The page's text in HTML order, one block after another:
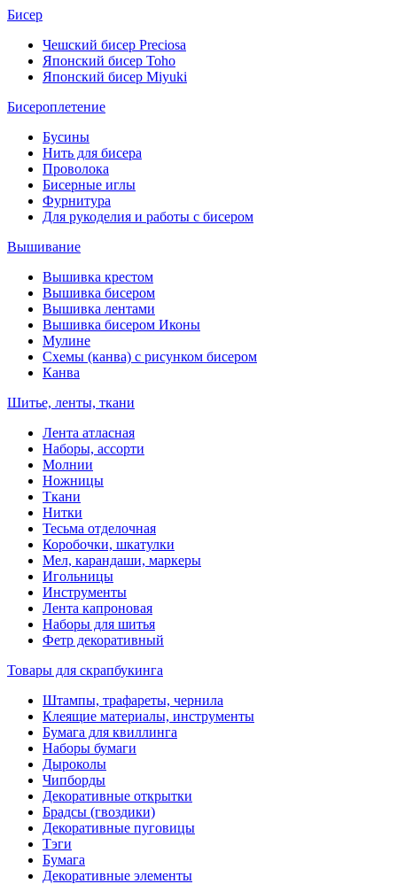
Бисер
Чешский бисер Preciosa
Японский бисер Toho
Японский бисер Miyuki
Бисероплетение
Бусины
Нить для бисера
Проволока
Бисерные иглы
Фурнитура
Для рукоделия и работы с бисером
Вышивание
Вышивка крестом
Вышивка бисером
Вышивка лентами
Вышивка бисером Иконы
Мулине
Схемы (канва) с рисунком бисером
Канва
Шитье, ленты, ткани
Лента атласная
Наборы, ассорти
Молнии
Ножницы
Ткани
Нитки
Тесьма отделочная
Коробочки, шкатулки
Мел, карандаши, маркеры
Игольницы
Инструменты
Лента капроновая
Наборы для шитья
Фетр декоративный
Товары для скрапбукинга
Штампы, трафареты, чернила
Клеящие материалы, инструменты
Бумага для квиллинга
Наборы бумаги
Дыроколы
Чипборды
Декоративные открытки
Брадсы (гвоздики)
Декоративные пуговицы
Тэги
Бумага
Декоративные элементы